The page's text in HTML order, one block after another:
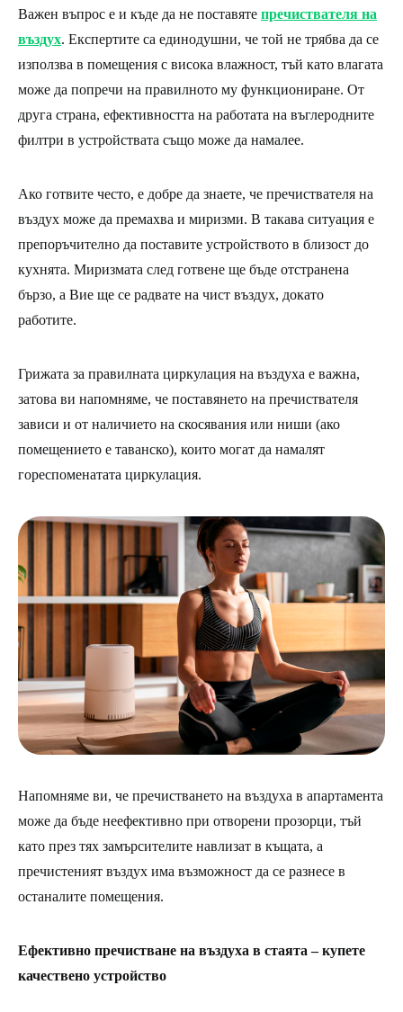
Важен въпрос е и къде да не поставяте пречиствателя на
въздух. Експертите са единодушни, че той не трябва да се
използва в помещения с висока влажност, тъй като влагата
може да попречи на правилното му функциониране. От
друга страна, ефективността на работата на въглеродните
филтри в устройствата също може да намалее.
Ако готвите често, е добре да знаете, че пречиствателя на
въздух може да премахва и миризми. В такава ситуация е
препоръчително да поставите устройството в близост до
кухнята. Миризмата след готвене ще бъде отстранена
бързо, а Вие ще се радвате на чист въздух, докато
работите.
Грижата за правилната циркулация на въздуха е важна,
затова ви напомняме, че поставянето на пречиствателя
зависи и от наличието на скосявания или ниши (ако
помещението е таванско), които могат да намалят
гореспоменатата циркулация.
Напомняме ви, че пречистването на въздуха в апартамента
може да бъде неефективно при отворени прозорци, тъй
като през тях замърсителите навлизат в къщата, а
пречистеният въздух има възможност да се разнесе в
останалите помещения.
Ефективно пречистване на въздуха в стаята – купете
качествено устройство